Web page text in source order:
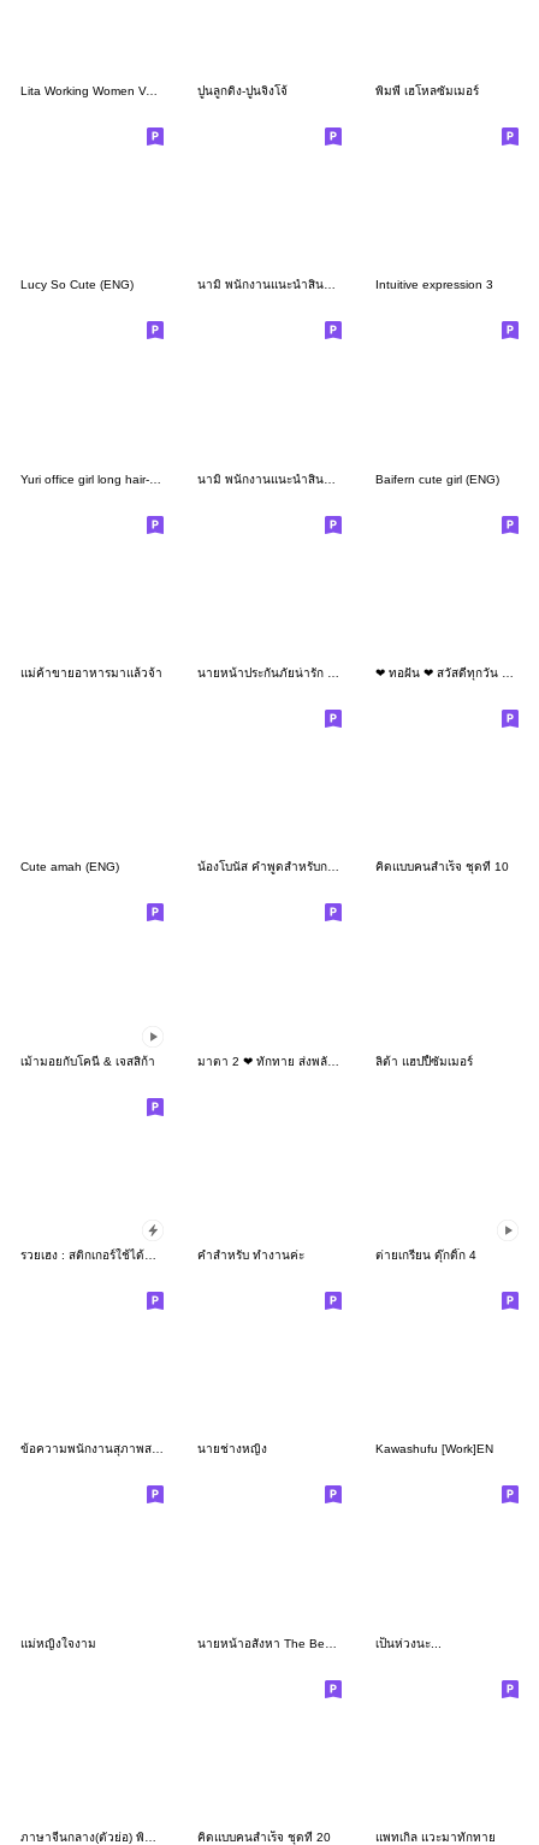
Lita Working Women Ver.Eng ปูนลูกดิ่ง-ปูนจิงโจ้ พิมพี่ เฮโหลซัมเมอร์
Lucy So Cute (ENG) นามิ พนักงานแนะนำสินค้าหญิง เสื้อชมพู Intuitive expression 3
Baifern cute girl (ENG)
แม่ค้าขายอาหารมาแล้วจ้า
Cute amah (ENG) น้องโบนัส คำพูดสำหรับการทำงาน คิดแบบคนสำเร็จ ชุดที่ 10
เม้ามอยกับโคนี่ & เจสสิก้า ลิต้า แฮปปี้ซัมเมอร์
คำสำหรับ ทำงานค่ะ ต่ายเกรียน ดุ๊กดิ๊ก 4
ข้อความพนักงานสุภาพสตรีค่ะ นายช่างหญิง Kawashufu [Work]EN
แม่หญิงใจงาม เป็นห่วงนะ...
คิดแบบคนสำเร็จ ชุดที่ 20 แพทเกิล แวะมาทักทาย